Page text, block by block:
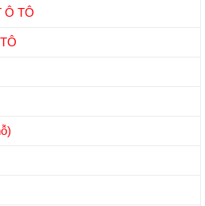
Ô TÔ